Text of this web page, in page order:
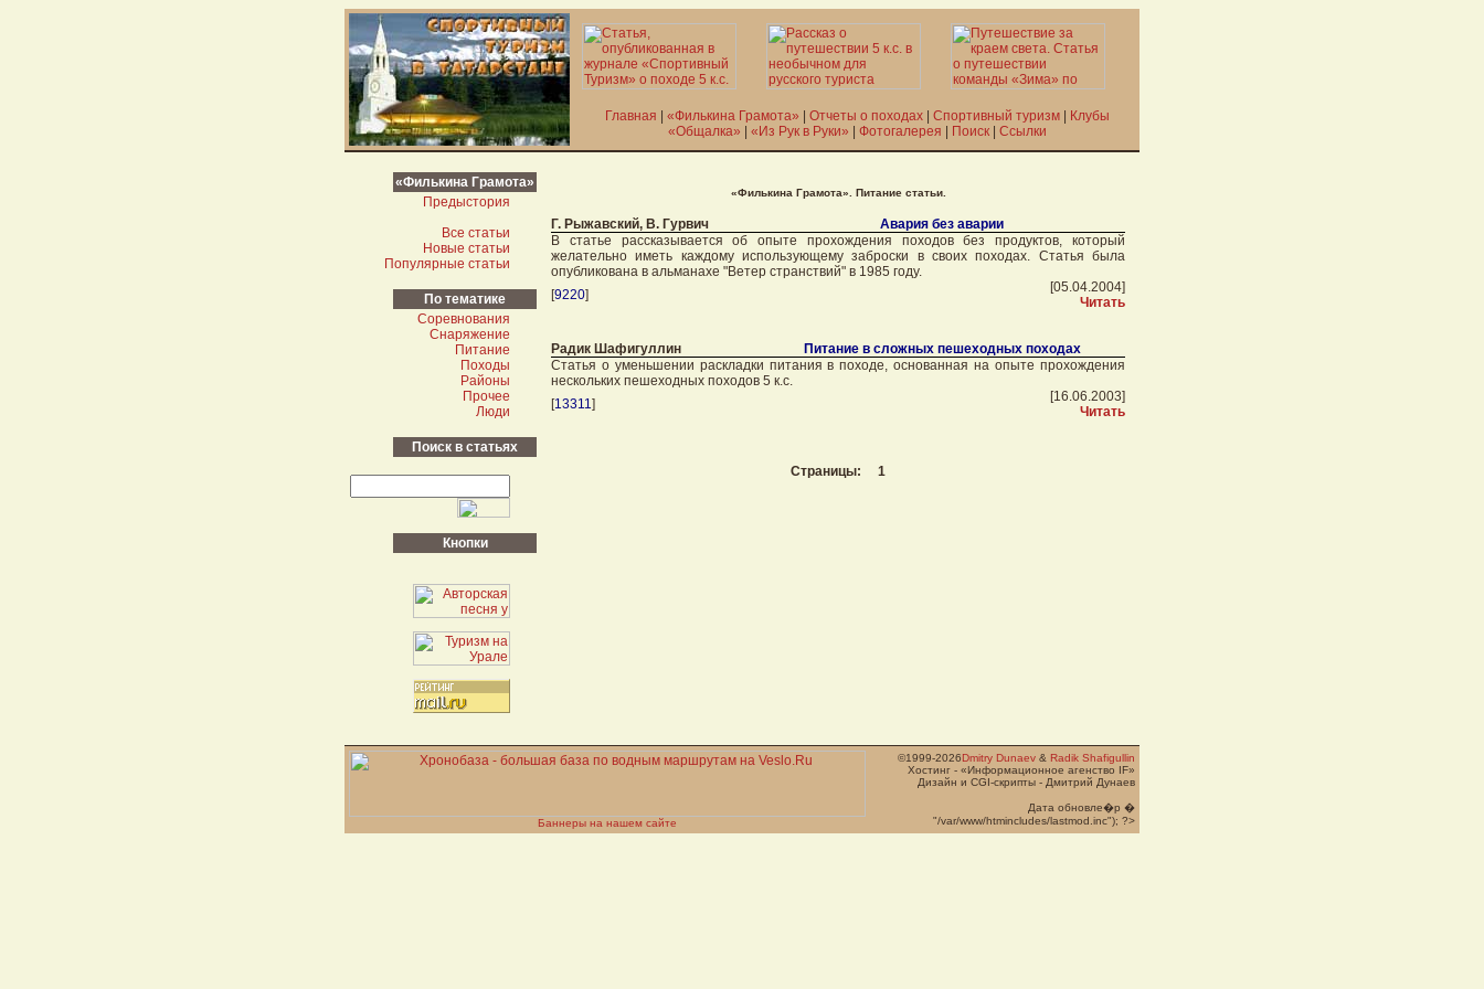
Главная «Филькина Грамота» Отчеты о походах| Спортивный туризм|
Клубы
«Общалка»
«Из Рук в Руки» Фотогалерея Поиск| Ссылки
«Филькина Грамота»
Предыстория
Все статьи
Новые статьи
Популярные статьи
По тематике
Соревнования
Снаряжение
Питание
Походы
Районы
Прочее
Люди
Поиск в статьях
Кнопки
«Филькина Грамота». Питание статьи.
Г. Рыжавский, В. Гурвич
Авария без аварии
В статье рассказывается об опыте прохождения походов без продуктов, который
желательно иметь каждому использующему заброски в своих походах. Статья была
опубликована в альманахе "Ветер странствий" в 1985 году.
[9220]
[05.04.2004]
Читать
Радик Шафигуллин
Питание в сложных пешеходных походах
Статья о уменьшении раскладки питания в походе, основанная на опыте прохождения
нескольких пешеходных походов 5 к.с.
[13311]
[16.06.2003]
Читать
Страницы: 1
Баннеры на нашем сайте
©1999-2026Dmitry Dunaev & Radik Shafigullin
Хостинг - «Информационное агенство IF»
Дизайн и CGI-скрипты - Дмитрий Дунаев
Дата обновле�p �
"/var/www/htmincludes/lastmod.inc"); ?>